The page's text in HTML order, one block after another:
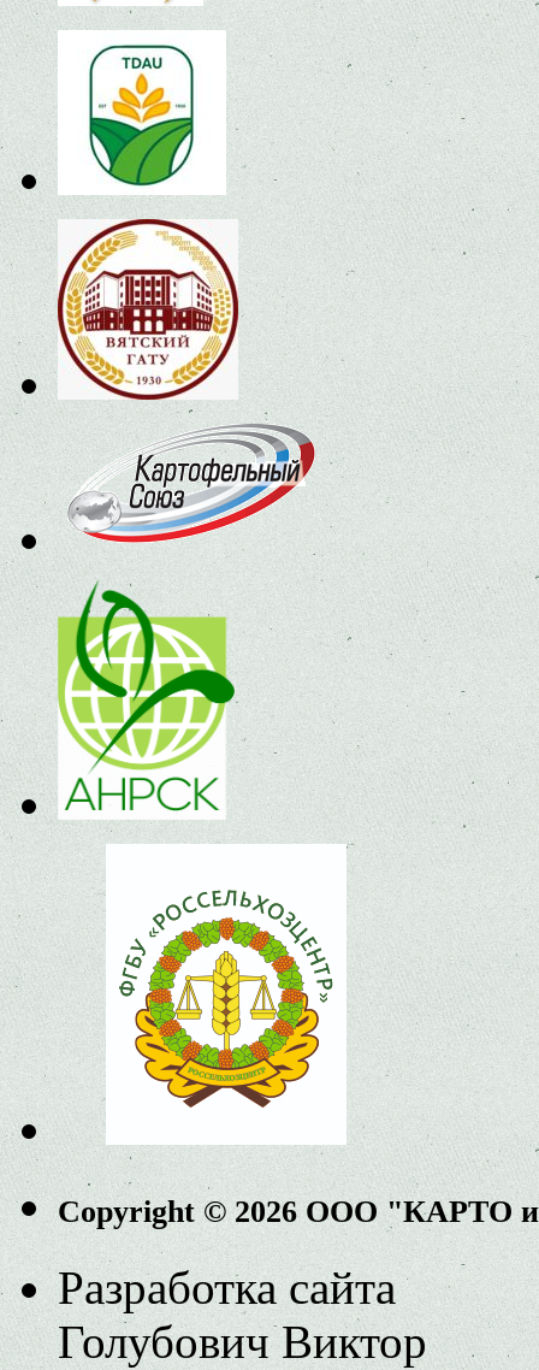
Copyright © 2026 ООО "КАРТО
Разработка сайта
Голубович Виктор